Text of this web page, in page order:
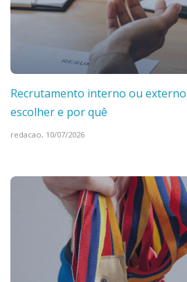
Recrutamento interno ou externo
escolher e por quê
redacao, 10/07/2026